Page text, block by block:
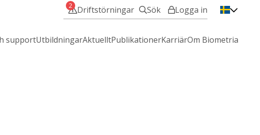
Driftstörningar
2 Sök Logga in
VIOL 3 - Min användare
supportUtbildningarAktuelltPublikationerKarriärOm Biometria